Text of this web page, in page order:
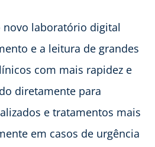
laboratório digital
e a leitura de grandes
com mais rapidez e
diretamente para
e tratamentos mais
em casos de urgência